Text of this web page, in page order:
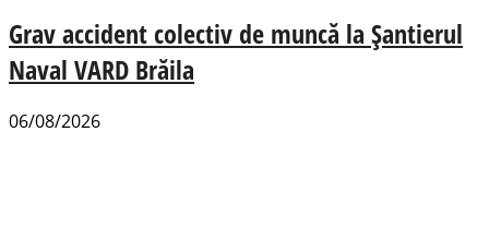
Grav accident colectiv de muncă la Șantierul
Naval VARD Brăila
06/08/2026